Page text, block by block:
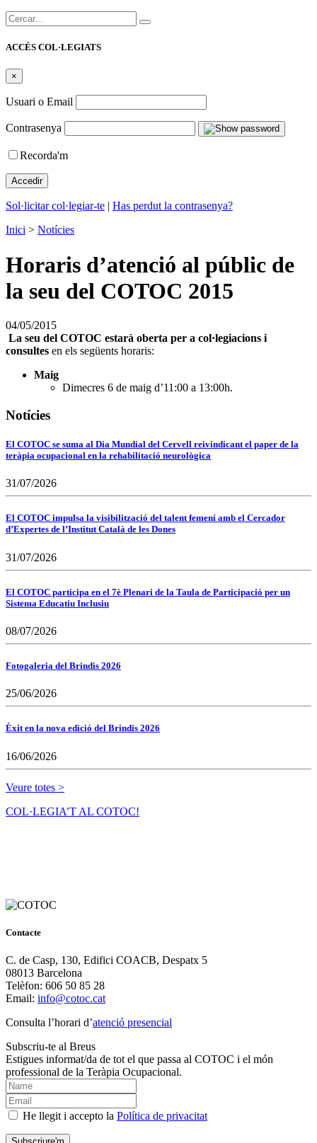
Cercar:
ACCÉS COL·LEGIATS
×
Usuari o Email
Contrasenya
Recorda'm
Sol·licitar col·legiar-te | Has perdut la contrasenya?
Inici > Notícies
Horaris d’atenció al públic de
la seu del COTOC 2015
04/05/2015
La seu del COTOC estarà oberta per a col·legiacions i
consultes en els següents horaris:
Maig
Dimecres 6 de maig d’11:00 a 13:00h.
Notícies
El COTOC se suma al Dia Mundial del Cervell reivindicant el paper de la
teràpia ocupacional en la rehabilitació neurològica
31/07/2026
El COTOC impulsa la visibilització del talent femení amb el Cercador
d’Expertes de l’Institut Català de les Dones
31/07/2026
El COTOC participa en el 7è Plenari de la Taula de Participació per un
Sistema Educatiu Inclusiu
08/07/2026
Fotogaleria del Brindis 2026
25/06/2026
Èxit en la nova edició del Brindis 2026
16/06/2026
Veure totes >
COL·LEGIA’T AL COTOC!
Contacte
C. de Casp, 130, Edifici COACB, Despatx 5
08013 Barcelona
Telèfon: 606 50 85 28
Email: info@cotoc.cat
Consulta l’horari d’atenció presencial
Subscriu-te al Breus
Estigues informat/da de tot el que passa al COTOC i el món
professional de la Teràpia Ocupacional.
He llegit i accepto la Política de privacitat